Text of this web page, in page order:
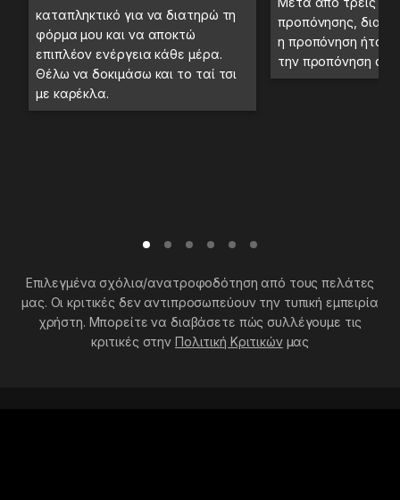
καταπληκτικό για να διατηρώ τη
φόρμα μου και να αποκτώ
επιπλέον ενέργεια κάθε μέρα.
Θέλω να δοκιμάσω και το ταί τσι
με καρέκλα.
προπόνησης,
η προπόνηση ήταν
την προπόνηση στο
Επιλεγμένα σχόλια/ανατροφοδότηση από τους πελάτες
μας. Οι κριτικές δεν αντιπροσωπεύουν την τυπική εμπειρία
χρήστη. Μπορείτε να διαβάσετε πώς συλλέγουμε τις
κριτικές στην Πολιτική Κριτικώνμας